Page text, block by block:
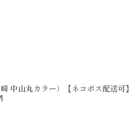
中山丸カラー）【ネコポス配送可】
]